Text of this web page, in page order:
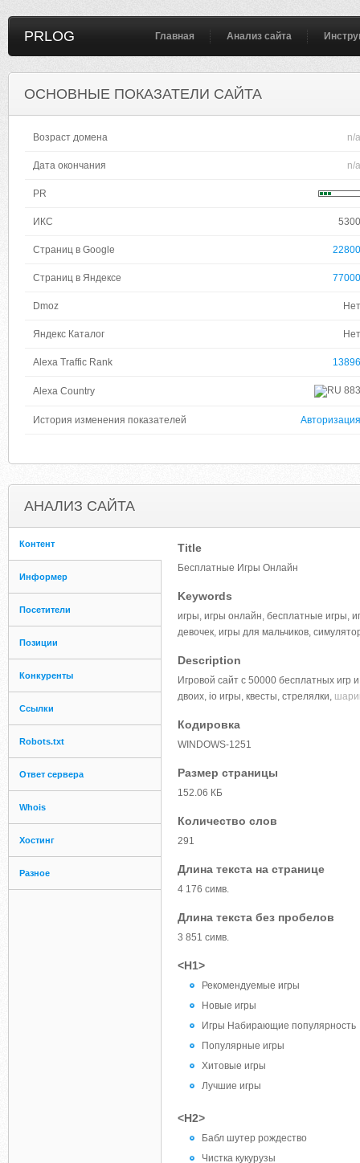
PRLOG Главная Анализ сайта
ОСНОВНЫЕ ПОКАЗАТЕЛИ САЙТА
Возраст домена n/a
Дата окончания n/a
PR
ИКС 5300
Страниц в Google 22800
Страниц в Яндексе 77000
Dmoz Нет
Яндекс Каталог Нет
Alexa Traffic Rank 13896
Alexa Country 883
История изменения показателей Авторизация
АНАЛИЗ САЙТА
Контент
Информер
Посетители
Позиции
Конкуренты
Ссылки
Robots.txt
Ответ сервера
Whois
Хостинг
Разное
Title
Бесплатные Игры Онлайн
Keywords
игры, игры онлайн, бесплатные игры,
девочек, игры для мальчиков,
Description
Игровой сайт с 50000 бесплатных
двоих, io игры, квесты, стрелялки,
Кодировка
WINDOWS-1251
Размер страницы
152.06 КБ
Количество слов
291
Длина текста на странице
4 176 симв.
Длина текста без пробелов
3 851 симв.
<H1>
Рекомендуемые игры
Новые игры
Игры Набирающие популярность
Популярные игры
Хитовые игры
Лучшие игры
<H2>
Бабл шутер рождество
Чистка кукурузы